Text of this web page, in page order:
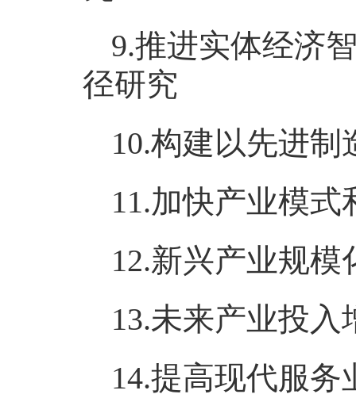
9.推进实体经济
径研究
10.构建以先进
11.加快产业模
12.新兴产业规
13.未来产业投
14.提高现代服